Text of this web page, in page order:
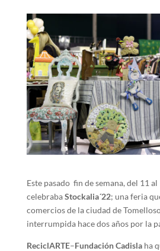
Este pasado fin de semana, del 11
celebrabaStockalia´22; una feria
comercios de la ciudad de
interrumpida hace dos años por la
ReciclARTE–Fundación Cadisla ha